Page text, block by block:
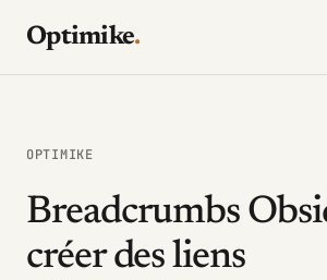
Optimike.
OPTIMIKE
Breadcrumbs
créer des liens